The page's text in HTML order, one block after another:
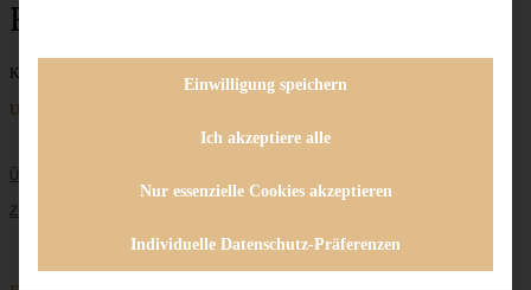
Rainbow-Cake
Keine Beiträge gefunden
Unternehmen
ÜBER MICH
ZUSAMMENARBEIT
Einwilligung speichern
Ich akzeptiere alle
Nur essenzielle Cookies akzeptieren
Individuelle Datenschutz-Präferenzen